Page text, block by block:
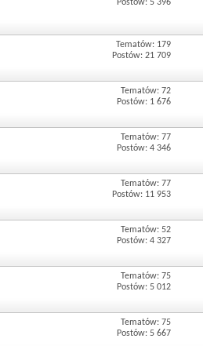
Postów: 5 396
Tematów: 179
Postów: 21 709
Tematów: 72
Postów: 1 676
Tematów: 77
Postów: 4 346
Tematów: 77
Postów: 11 953
Tematów: 52
Postów: 4 327
Tematów: 75
Postów: 5 012
Tematów: 75
Postów: 5 667